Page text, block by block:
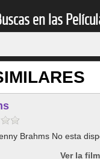
en las
Brahms No esta
Ver la